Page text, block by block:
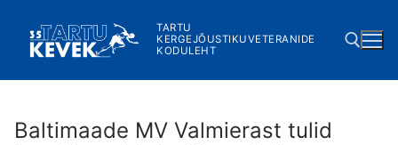
content
TARTU
KERGEJÕUSTIKUVETERANIDE
KODULEHT
Baltimaade MV Valmierast tulid